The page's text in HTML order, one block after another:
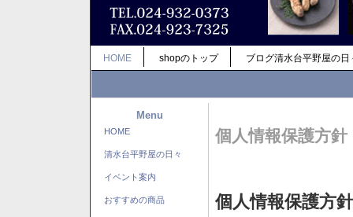
HOME shopのトップ ブログ清水台平野屋の日
Menu
HOME
清水台平野屋の日々
イベント案内
おすすめの商品
個人情報保護方針
個人情報保護方針